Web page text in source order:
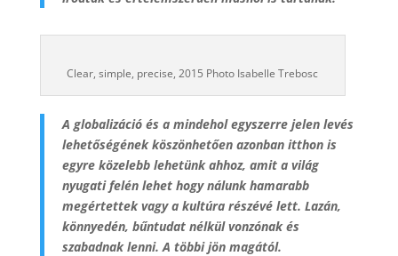
Clear, simple, precise, 2015 Photo Isabelle Trebosc
A globalizáció és a mindehol egyszerre jelen levés
lehetőségének köszönhetően azonban itthon is
egyre közelebb lehetünk ahhoz, amit a világ
nyugati felén lehet hogy nálunk hamarabb
megértettek vagy a kultúra részévé lett. Lazán,
könnyedén, bűntudat nélkül vonzónak és
szabadnak lenni. A többi jön magától.